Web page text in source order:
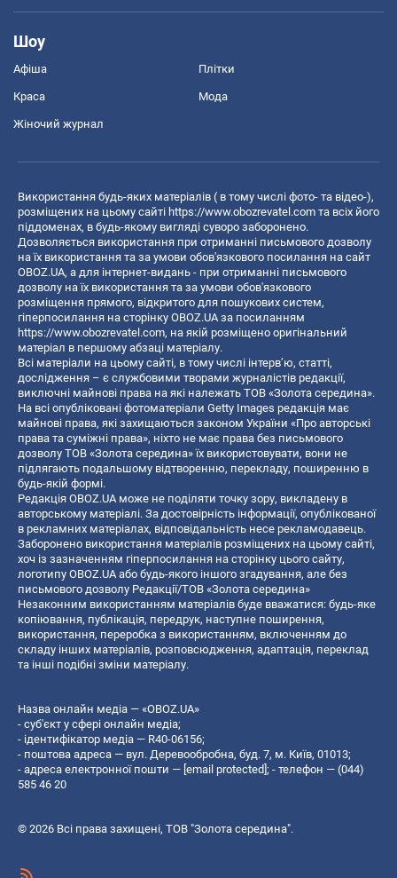
Шоу
Афіша Плітки
Краса Мода
Жіночий журнал
Використання будь-яких матеріалів ( в тому числі фото- та відео-),
розміщених на цьому сайті https://www.obozrevatel.com та всіх його
піддоменах, в будь-якому вигляді суворо заборонено.
Дозволяється використання при отриманні письмового дозволу
на їх використання та за умови обов'язкового посилання на сайт
OBOZ.UA, а для інтернет-видань - при отриманні письмового
дозволу на їх використання та за умови обов'язкового
розміщення прямого, відкритого для пошукових систем,
гіперпосилання на сторінку OBOZ.UA за посиланням
https://www.obozrevatel.com, на якій розміщено оригінальний
матеріал в першому абзаці матеріалу.
Всі матеріали на цьому сайті, в тому числі інтерв’ю, статті,
дослідження – є службовими творами журналістів редакції,
виключні майнові права на які належать ТОВ «Золота середина».
На всі опубліковані фотоматеріали Getty Images редакція має
майнові права, які захищаються законом України «Про авторські
права та суміжні права», ніхто не має права без письмового
дозволу ТОВ «Золота середина» їх використовувати, вони не
підлягають подальшому відтворенню, перекладу, поширенню в
будь-якій формі.
Редакція OBOZ.UA може не поділяти точку зору, викладену в
авторському матеріалі. За достовірність інформації, опублікованої
в рекламних матеріалах, відповідальність несе рекламодавець.
Заборонено використання матеріалів розміщених на цьому сайті,
хоч із зазначенням гіперпосилання на сторінку цього сайту,
логотипу OBOZ.UA або будь-якого іншого згадування, але без
письмового дозволу Редакції/ТОВ «Золота середина»
Незаконним використанням матеріалів буде вважатися: будь-яке
копiювання, публiкацiя, передрук, наступне поширення,
використання, переробка з використанням, включенням до
складу інших матеріалів, розповсюдження, адаптація, переклад
та інші подібні зміни матеріалу.
Назва онлайн медіа — «OBOZ.UA»
- суб'єкт у сфері онлайн медіа;
- ідентифікатор медіа — R40-06156;
- поштова адреса — вул. Деревообробна, буд. 7, м. Київ, 01013;
- адреса електронної пошти — [email protected]; - телефон — (044)
585 46 20
© 2026 Всі права захищені, ТОВ "Золота середина".